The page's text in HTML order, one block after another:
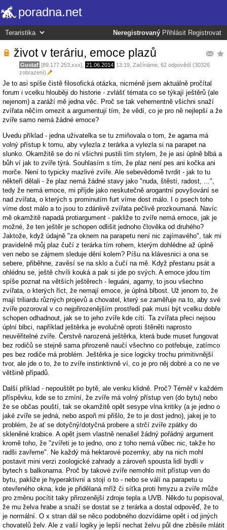
poradna.net
Neregistrovaný Přihlásit Registrovat
život v teráriu, emoce plazů
Gustaf [89.177.253.xxx], 21.06.2014 13:19 Začínáme , 62 odpovědí (30326
zobrazení)
Je to asi spíše čistě filosofická otázka, nicméně jsem aktuálně pročítal
forum i vcelku hlouběji do historie - zvlášť témata co se týkají ještěrů (ale
nejenom) a zaráží mě jedna věc. Proč se tak vehementně všichni snaží
zvířata něčím omezit a argumentují tím, že vědí, co je pro ně nejlepší a že
zvíře samo nemá žádné emoce?
Uvedu příklad - jedna uživatelka se tu zmiňovala o tom, že agama má
volný přístup k tomu, aby vylezla z terárka a vylezla si na parapet na
slunko. Okamžitě se do ní všichni pustili tím stylem, že je asi úplně blbá a
bůh ví jak to zvíře týrá. Souhlasím s tím, že plaz není pes ani kočka ani
morče. Není to typicky mazlivé zvíře. Ale sebevědomě tvrdit - jak to tu
někteří dělali - že plaz nemá žádné stavy jako "nuda, štěstí, radost, ...",
tedy že nemá emoce, mi příjde jako neskutečně arogantní povyšování se
nad zvířata, o kterých s prominutím furt víme dost málo. I o psech toho
víme dost málo a to jsou to zdánlivě zvířata pečlivě prozkoumaná. Navíc
mě okamžitě napadá protiargument - pakliže to zvíře nemá emoce, jak je
možné, že ten ještěr je schopen odlišit jednoho člověka od druhého?
Jaktože, když údajně "za oknem na parapetu není nic zajímavého", tak mi
pravidelně můj plaz čučí z terárka tím rohem, kterým dohlédne až úplně
ven nebo se zájmem sleduje dění kolem? Píšu na klávesnici a ona se
sebere, přiběhne, zavěsí se na sklo a čučí na mě. Když přestanu psát a
ohlédnu se, ještě chvíli kouká a pak si jde po svých. A emoce jdou tím
spíše poznat na větších ještěrech - leguáni, agamy, to jsou všechno
zvířata, o kterých říct, že nemají emoce, je úplná blbost. Už jenom to, že
mají triliardu různých projevů a chovatel, který se zaměřuje na to, aby své
zvíře pozoroval v co nejpřirozenějším prostředí pak musí být vcelku dobře
schopen odhadnout, jak se to jeho zvíře kde cítí. Ta zvířata přeci nejsou
úplní blbci, například ještěrka je evolučně oproti štěněti naprosto
neuvěřitelné zvíře. Čerstvě narozená ještěrka, která bude muset fungovat
bez rodičů se stejně sama přirozeně naučí všechno co potřebuje, zatímco
pes bez rodiče má problém. Ještěrka je sice logicky trochu primitivnější
tvor, ale jde o to, že to zvíře instinktivně ví, co je pro něj dobré a co ne ve
většině případů.
Další příklad - nepouštět po bytě, ale venku klidně. Proč? Téměř v každém
příspěvku, kde se to zmíní, že zvíře má volný přístup ven (do bytu) nebo
že se občas pouští, tak se okamžitě opět sesype vlna kritiky (a je jedno o
jaké zvíře se jedná, nebo aspoň mi přišlo, že to je dost jedno), jakej je to
problém, že ať se dotyčný/dotyčná probere a strčí zvíře zpátky do
skleněné krabice. A opět jsem vlastně nenašel žádný pořádný argument
kromě toho, že "zvířeti je to jedno, ono z toho nemá vůbec nic, takže ho
radši zavřeme". Ne každý má hektarové pozemky, aby na nich mohl
postavit mini verzi zoologické zahrady a zároveň spousta lidí bydlí v
bytech s balkonama. Proč by takové zvíře nemohlo mít přístup ven do
bytu, pakliže je hyperaktivní a stojí o to - nebo se válí na parapetu u
otevřeného okna, kde je přidělaná mříž či síťka proti hmyzu a zvíře může
pro změnu pocítit taky přirozenější zdroje tepla a UVB. Někdo tu popisoval,
že mu želva hrabe a snaží se dostat se z terárka a dostal odpověď, že to
je normální. O x stran dál se něco podobného dozvídáme opět i od jiných
chovatelů želv. Ale z vaší logiky je lepší nechat želvu půl dne zběsile mlátit